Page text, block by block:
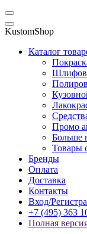
KustomShop
Каталог
Промо
Больше
Товары
Бренды
Оплата
Доставка
Контакты
Вход/
+7 (495) 363
Полная